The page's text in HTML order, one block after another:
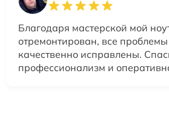
Благодаря мастерской мой
отремонтирован, все
качественно исправлены.
профессионализм и